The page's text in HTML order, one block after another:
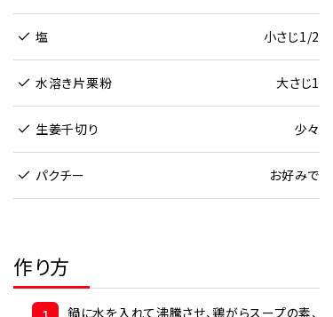
塩 小さじ1/2
水溶き片栗粉 大さじ1
生姜千切り 少々
パクチー お好みで
作り方
鍋に水を入れて沸騰させ、鶏がらスープの素、